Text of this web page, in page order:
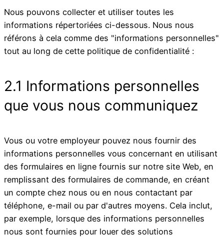
Nous pouvons collecter et utiliser toutes les
informations répertoriées ci-dessous. Nous nous
référons à cela comme des "informations personnelles"
tout au long de cette politique de confidentialité :
2.1 Informations personnelles
que vous nous communiquez
Vous ou votre employeur pouvez nous fournir des
informations personnelles vous concernant en utilisant
des formulaires en ligne fournis sur notre site Web, en
remplissant des formulaires de commande, en créant
un compte chez nous ou en nous contactant par
téléphone, e-mail ou par d'autres moyens. Cela inclut,
par exemple, lorsque des informations personnelles
nous sont fournies pour louer des solutions